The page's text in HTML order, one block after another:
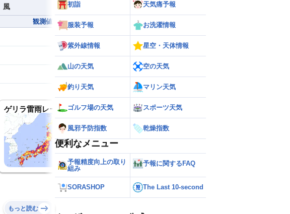
風
観測値
ゲリラ雷雨レーダー 世界の雨雲レーダー
もっと読む
初詣 天気痛予報
服装予報 お洗濯情報
紫外線情報 星空・天体情報
山の天気 空の天気
釣り天気 マリン天気
ゴルフ場の天気 スポーツ天気
風邪予防指数 乾燥指数
便利なメニュー
予報精度向上の取り
組み
予報に関するFAQ
SORASHOP The Last 10-second